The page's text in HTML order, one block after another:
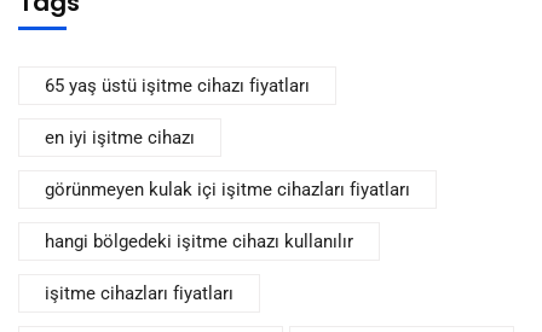
65 yaş üstü işitme cihazı fiyatları
en iyi işitme cihazı
görünmeyen kulak içi işitme cihazları fiyatları
hangi bölgedeki işitme cihazı kullanılır
işitme cihazları fiyatları